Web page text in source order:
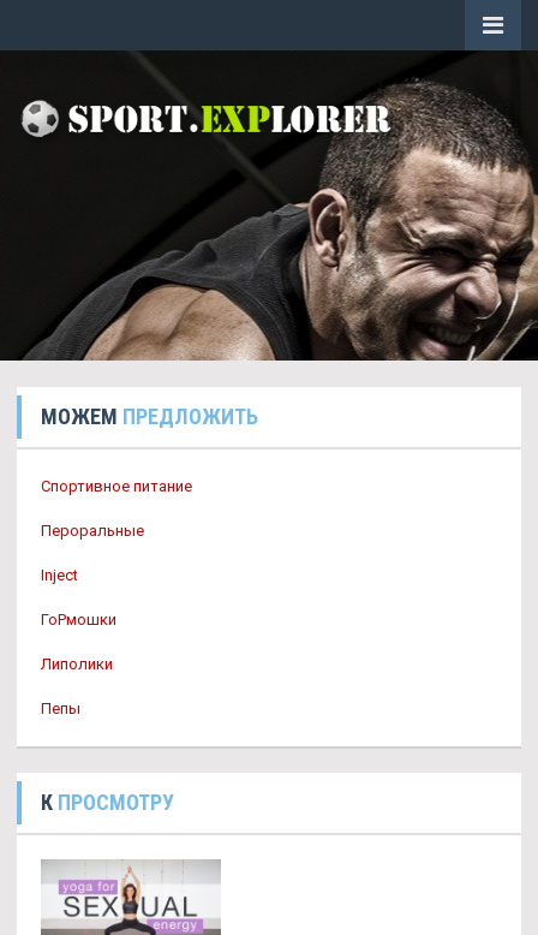
МОЖЕМ ПРЕДЛОЖИТЬ
Спортивное питание
Пероральные
Inject
ГоРмошки
Липолики
Пепы
К ПРОСМОТРУ